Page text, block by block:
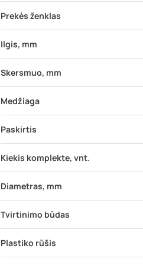
Prekės ženklas
Ilgis, mm
Skersmuo, mm
Medžiaga
Paskirtis
Kiekis komplekte, vnt.
Diametras, mm
Tvirtinimo būdas
Plastiko rūšis